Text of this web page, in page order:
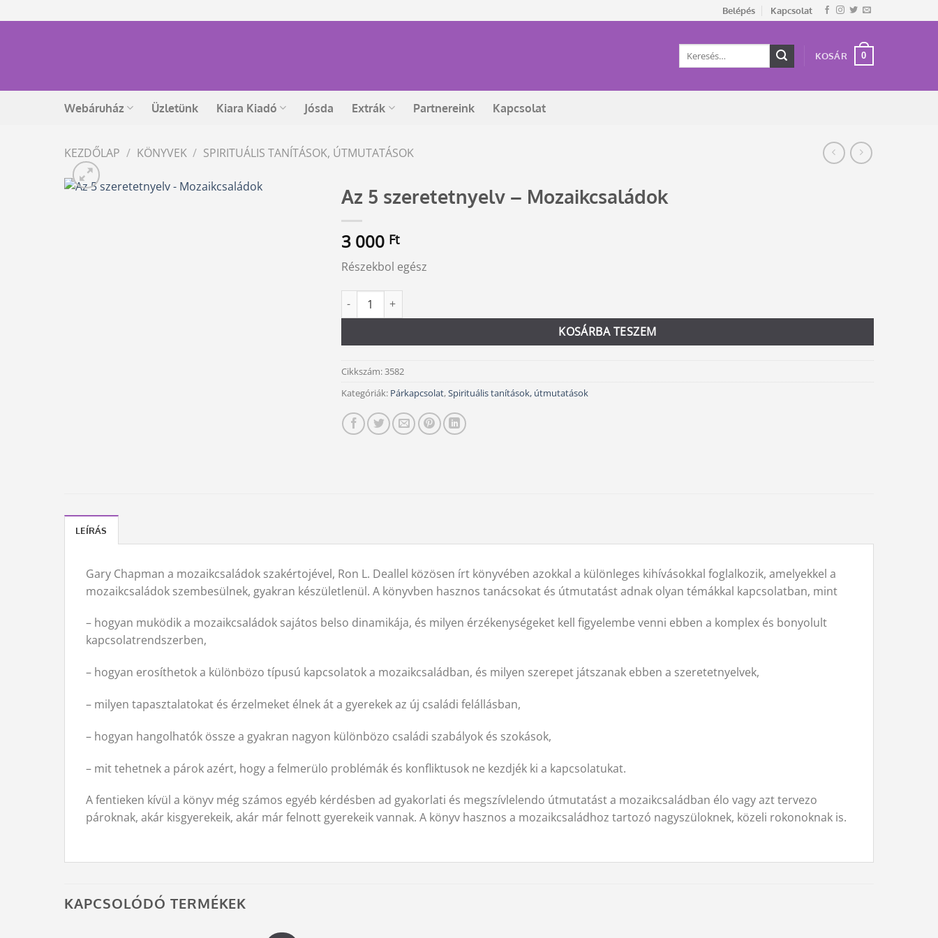
to
Belépés Kapcsolat
Keresés
KOSÁR 0
Webáruház Üzletünk Kiara Kiadó Jósda Extrák Partnereink Kapcsolat
KEZDŐLAP / KÖNYVEK / SPIRITUÁLIS TANÍTÁSOK, ÚTMUTATÁSOK
Az 5 szeretetnyelv – Mozaikcsaládok
3 000 Ft
Részekbol egész
Az 5 szeretetnyelv - Mozaikcsaládok mennyiség
KOSÁRBA TESZEM
Alternative:
Cikkszám:3582
Kategóriák: Párkapcsolat,Spirituális tanítások, útmutatások
LEÍRÁS
Gary Chapman a mozaikcsaládok szakértojével, Ron L. Deallel közösen írt könyvében azokkal a különleges kihívásokkal foglalkozik, amelyekkel a
mozaikcsaládok szembesülnek, gyakran készületlenül. A könyvben hasznos tanácsokat és útmutatást adnak olyan témákkal kapcsolatban, mint
– hogyan muködik a mozaikcsaládok sajátos belso dinamikája, és milyen érzékenységeket kell figyelembe venni ebben a komplex és bonyolult
kapcsolatrendszerben,
– hogyan erosíthetok a különbözo típusú kapcsolatok a mozaikcsaládban, és milyen szerepet játszanak ebben a szeretetnyelvek,
– milyen tapasztalatokat és érzelmeket élnek át a gyerekek az új családi felállásban,
– hogyan hangolhatók össze a gyakran nagyon különbözo családi szabályok és szokások,
– mit tehetnek a párok azért, hogy a felmerülo problémák és konfliktusok ne kezdjék ki a kapcsolatukat.
A fentieken kívül a könyv még számos egyéb kérdésben ad gyakorlati és megszívlelendo útmutatást a mozaikcsaládban élo vagy azt tervezo
pároknak, akár kisgyerekeik, akár már felnott gyerekeik vannak. A könyv hasznos a mozaikcsaládhoz tartozó nagyszüloknek, közeli rokonoknak is.
KAPCSOLÓDÓ TERMÉKEK